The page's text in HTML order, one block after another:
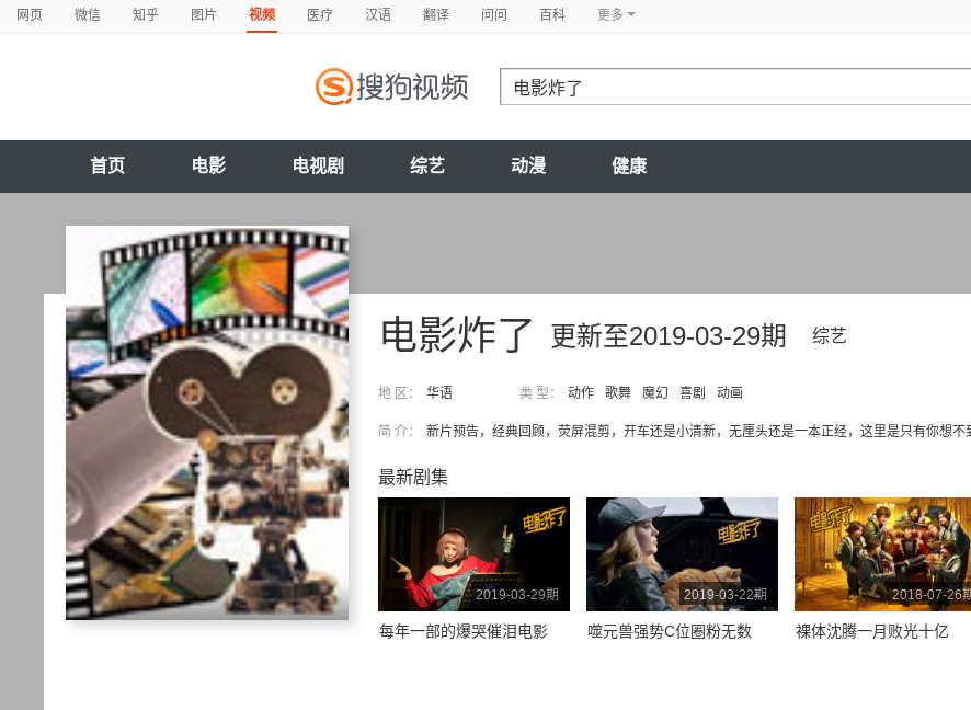
网页 微信 知乎 图片 视频 医疗 汉语 翻译 问问 百科 更多
首页 电影 电视剧 综艺 动漫 健康
更新至2019-03-29期 综艺
电影炸了
地 区： 华语 类 型： 动作 歌舞 魔幻 喜剧 动画
简 介： 新片预告，经典回顾，荧屏混剪，开车还是小清新，无厘头还是一本正经，这里是只有你想不
最新剧集
2019-03-29期
每年一部的爆哭催泪电影
2019-03-22期
噬元兽强势C位圈粉无数
2018-07-26
裸体沈腾一月败光十亿